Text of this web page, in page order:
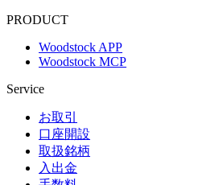
PRODUCT
Woodstock APP
Woodstock MCP
Service
お取引
口座開設
取扱銘柄
入出金